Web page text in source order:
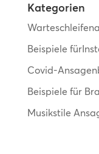
Kategorien
Beispiele
Covid-
Beispiele für
Musikstile